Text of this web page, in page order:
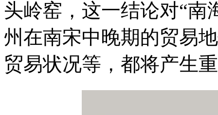
头岭窑，这一结论对“南
州在南宋中晚期的贸易
贸易状况等，都将产生